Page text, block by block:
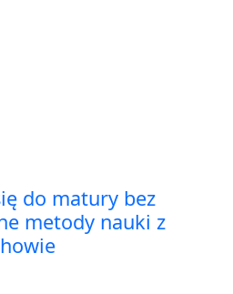
do matury bez
metody nauki z